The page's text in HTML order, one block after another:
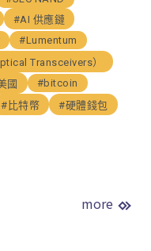
#AI 供應鏈
#Lumentum
Transceivers）
國
#bitcoin
#比特幣
#硬體錢包
more